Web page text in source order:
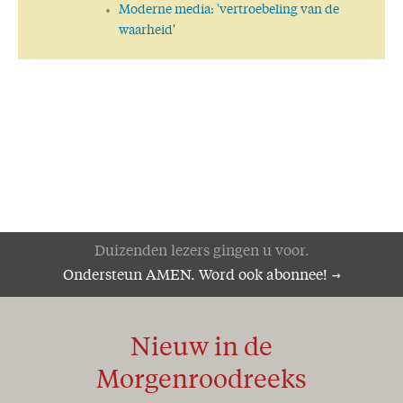
Moderne media: 'vertroebeling van de
waarheid'
Duizenden lezers gingen u voor.
Ondersteun AMEN. Word ook abonnee!
Nieuw in de
Morgenroodreeks